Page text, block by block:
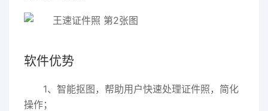
软件优势
1、智能抠图，帮助用户快速处理证件照，简化
操作；